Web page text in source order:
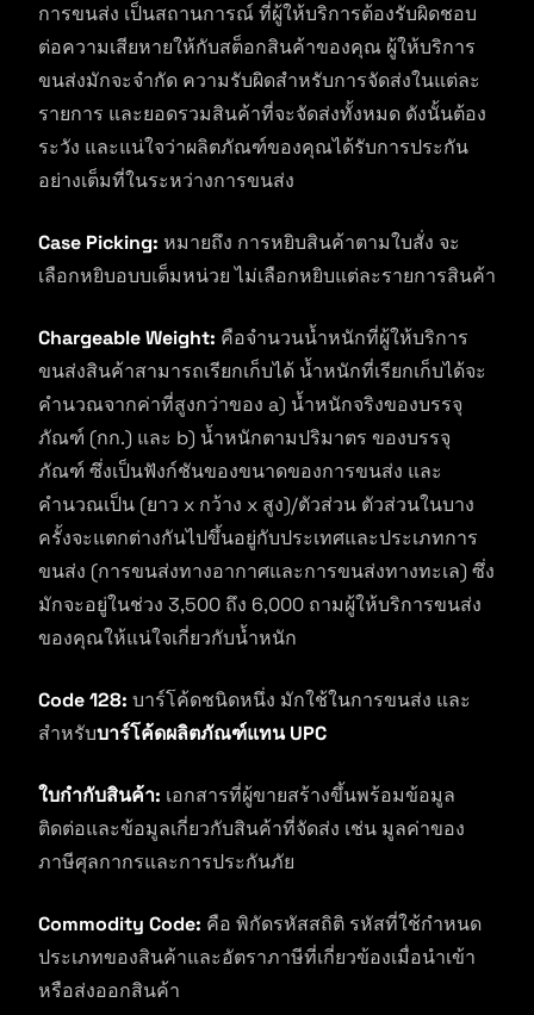
การขนส่ง เป็นสถานการณ์ ที่ผู้ให้บริการต้องรับผิดชอบ
ต่อความเสียหายให้กับสต็อกสินค้าของคุณ ผู้ให้บริการ
ขนส่งมักจะจำกัด ความรับผิดสำหรับการจัดส่งในแต่ละ
รายการ และยอดรวมสินค้าที่จะจัดส่งทั้งหมด ดังนั้นต้อง
ระวัง และแน่ใจว่าผลิตภัณฑ์ของคุณได้รับการประกัน
อย่างเต็มที่ในระหว่างการขนส่ง
Case Picking: หมายถึง การหยิบสินค้าตามใบสั่ง จะ
เลือกหยิบอบบเต็มหน่วย ไม่เลือกหยิบแต่ละรายการสินค้า
Chargeable Weight: คือจำนวนน้ำหนักที่ผู้ให้บริการ
ขนส่งสินค้าสามารถเรียกเก็บได้ น้ำหนักที่เรียกเก็บได้จะ
คำนวณจากค่าที่สูงกว่าของ a) น้ำหนักจริงของบรรจุ
ภัณฑ์ (กก.) และ b) น้ำหนักตามปริมาตร ของบรรจุ
ภัณฑ์ ซึ่งเป็นฟังก์ชันของขนาดของการขนส่ง และ
คำนวณเป็น (ยาว x กว้าง x สูง)/ตัวส่วน ตัวส่วนในบาง
ครั้งจะแตกต่างกันไปขึ้นอยู่กับประเทศและประเภทการ
ขนส่ง (การขนส่งทางอากาศและการขนส่งทางทะเล) ซึ่ง
มักจะอยู่ในช่วง 3,500 ถึง 6,000 ถามผู้ให้บริการขนส่ง
ของคุณให้แน่ใจเกี่ยวกับน้ำหนัก
Code 128: บาร์โค้ดชนิดหนึ่ง มักใช้ในการขนส่ง และ
สำหรับบาร์โค้ดผลิตภัณฑ์แทน UPC
ใบกำกับสินค้า: เอกสารที่ผู้ขายสร้างขึ้นพร้อมข้อมูล
ติดต่อและข้อมูลเกี่ยวกับสินค้าที่จัดส่ง เช่น มูลค่าของ
ภาษีศุลกากรและการประกันภัย
Commodity Code: คือ พิกัดรหัสสถิติ รหัสที่ใช้กำหนด
ประเภทของสินค้าและอัตราภาษีที่เกี่ยวข้องเมื่อนำเข้า
หรือส่งออกสินค้า